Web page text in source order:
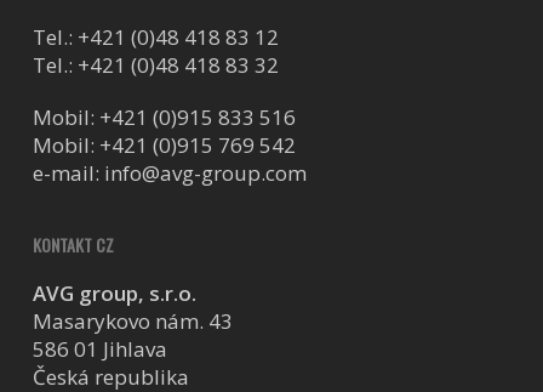
Tel.: +421 (0)48 418 83 12
Tel.: +421 (0)48 418 83 32
Mobil: +421 (0)915 833 516
Mobil: +421 (0)915 769 542
e-mail: info@avg-group.com
KONTAKT CZ
AVG group, s.r.o.
Masarykovo nám. 43
586 01 Jihlava
Česká republika